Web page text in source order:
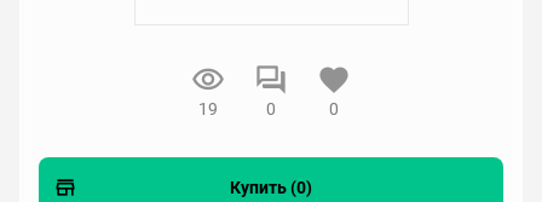
19 0 0
Купить (0)